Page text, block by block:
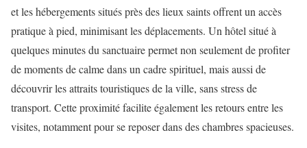
et les hébergements situés près des lieux saints offrent un accès
pratique à pied, minimisant les déplacements. Un hôtel situé à
quelques minutes du sanctuaire permet non seulement de profiter
de moments de calme dans un cadre spirituel, mais aussi de
découvrir les attraits touristiques de la ville, sans stress de
transport. Cette proximité facilite également les retours entre les
visites, notamment pour se reposer dans des chambres spacieuses.